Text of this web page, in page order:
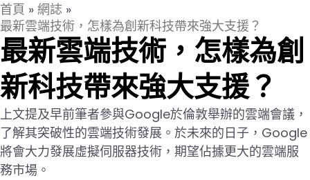
首頁 » 網誌 »
最新雲端技術，怎樣為創新科技帶來強大支援？
最新雲端技術，怎樣為創
新科技帶來強大支援？
上文提及早前筆者參與Google於倫敦舉辦的雲端會議，
了解其突破性的雲端技術發展。於未來的日子，Google
將會大力發展虛擬伺服器技術，期望佔據更大的雲端服
務市場。